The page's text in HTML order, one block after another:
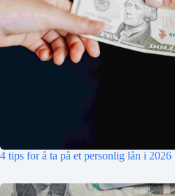
4 tips for å ta på et personlig lån i 2026